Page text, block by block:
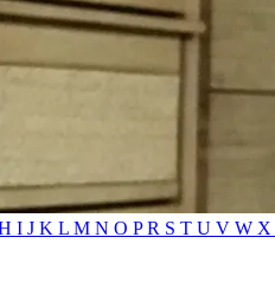
I J K L M N O PR S T U V W X